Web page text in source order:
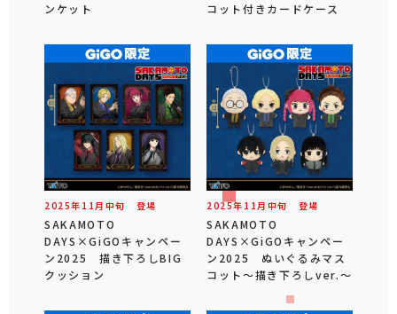
ンケット コット付きカードケース
2025年 11 月 中旬 登場
SAKAMOTO
DAYS×GiGOキャンペー
ン2025 描き下ろしBIG
クッション
2025年 11 月 中旬 登場
SAKAMOTO
DAYS×GiGOキャンペー
ン2025 ぬいぐるみマス
コット～描き下ろしver.～